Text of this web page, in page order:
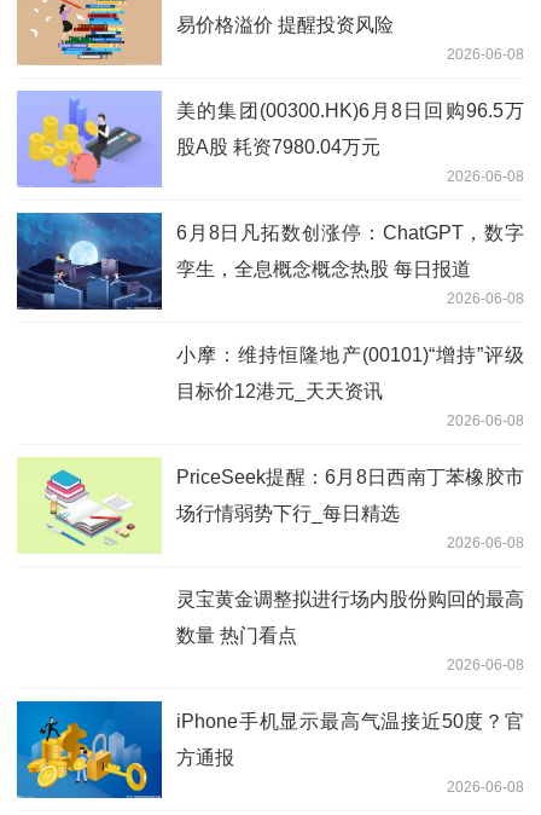
易价格溢价 提醒投资风险
2026-06-08
美的集团(00300.HK)6月8日回购96.5万
股A股 耗资7980.04万元
2026-06-08
6月8日凡拓数创涨停：ChatGPT，数字
孪生，全息概念概念热股 每日报道
2026-06-08
小摩：维持恒隆地产(00101)“增持”评级
目标价12港元_天天资讯
2026-06-08
PriceSeek提醒：6月8日西南丁苯橡胶市
场行情弱势下行_每日精选
2026-06-08
灵宝黄金调整拟进行场内股份购回的最高
数量 热门看点
2026-06-08
iPhone手机显示最高气温接近50度？官
方通报
2026-06-08